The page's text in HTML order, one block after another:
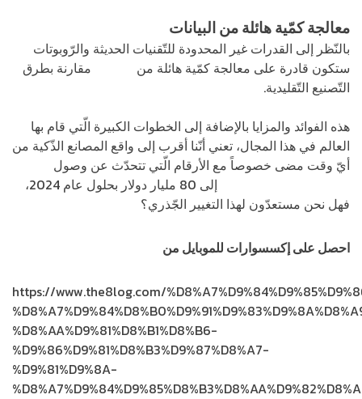
معالجة كمّية هائلة من البيانات
بالنّظر إلى القدرات غير المحدودة للتّقنيات الحديثة والرّوبوتات
ستكون قادرة على معالجة كمّية هائلة من
مقارنة بطرق
التّصنيع التّقليدية.
هذه الفوائد والمزايا بالإضافة إلى الخطوات الكبيرة الّتي قام بها
العالم في هذا المجال، تعني أنّنا أقرب إلى واقع المصانع الذّكية من
أيّ وقت مضى خصوصاً مع الأرقام الّتي تتحدّث عن وصول
إلى 80 مليار دولار بحلول عام 2024،
فهل نحن مستعدّون لهذا التغيير الجّذري؟
احصل على إكسسوارات للموبايل من
https://www.the8log.com/
%D8%AA%D9%81%D8%B1%D8%B6-
%D9%86%D9%81%D8%B3%D9%87%D8%A7-
%D9%81%D9%8A-